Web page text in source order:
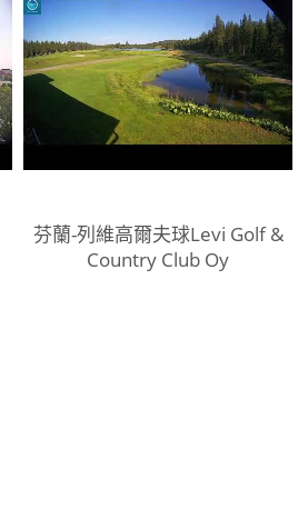
芬蘭-列維高爾夫球Levi Golf &
Country Club Oy